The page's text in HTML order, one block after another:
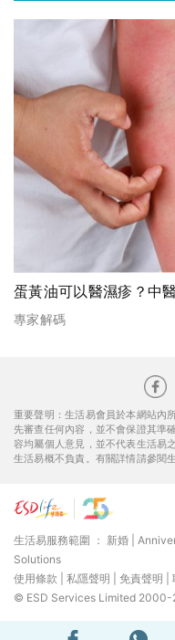
蛋黃油可以醫濕疹？中
專家解碼
重要聲明：生活易會員於本網站內
先審查任何內容，並不會保證其準
容均屬個人意見，並不代表生活易
生活易概不負責。有關詳情請參閱
生活易服務範圍 ： 新婚
Solutions
使用條款
私隱聲明 免責聲明
© ESD Services Limited 2000-